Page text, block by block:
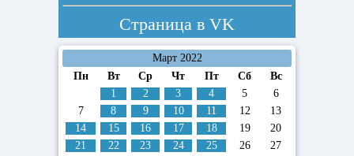
Страница в VK
Март 2022
Пн
Вт Ср Чт Пт Сб
Вс
1
2 3 4 5
6
7
8 9 10 11 12
13
14
15 16 17 18 19
20
21
22 23 24 25 26
27